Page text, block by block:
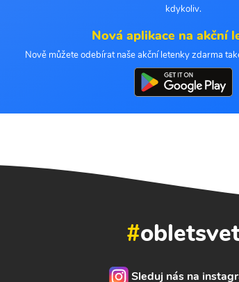
kdykoliv.
Nová aplikace na akční
Nově můžete odebírat naše akční letenky zdarma
#
Sleduj nás na